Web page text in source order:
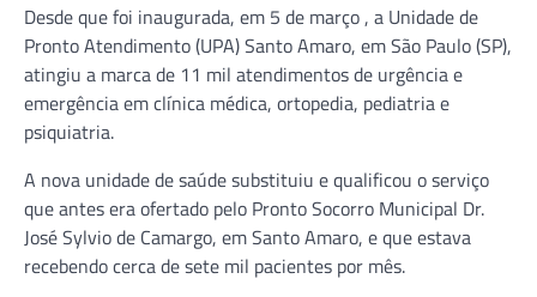
Desde que foi inaugurada, em 5 de março , a Unidade de
Pronto Atendimento (UPA) Santo Amaro, em São Paulo (SP),
atingiu a marca de 11 mil atendimentos de urgência e
emergência em clínica médica, ortopedia, pediatria e
psiquiatria.
A nova unidade de saúde substituiu e qualificou o serviço
que antes era ofertado pelo Pronto Socorro Municipal Dr.
José Sylvio de Camargo, em Santo Amaro, e que estava
recebendo cerca de sete mil pacientes por mês.